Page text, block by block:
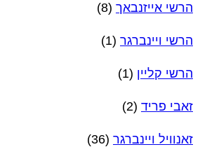
הרשי אייזנבאך (8)
הרשי ויינברגר (1)
הרשי קליין (1)
זאבי פריד (2)
זאנוויל ויינברגר (36)